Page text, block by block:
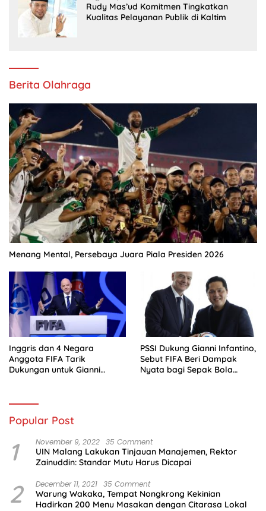
Rudy Mas’ud Komitmen Tingkatkan
Kualitas Pelayanan Publik di Kaltim
Berita Olahraga
Menang Mental, Persebaya Juara Piala Presiden 2026
Inggris dan 4 Negara
Anggota FIFA Tarik
Dukungan untuk Gianni
PSSI Dukung Gianni Infantino,
Sebut FIFA Beri Dampak
Nyata bagi Sepak Bola
Popular Post
1 November 9, 2022 35 Comment
UIN Malang Lakukan Tinjauan Manajemen, Rektor
Zainuddin: Standar Mutu Harus Dicapai
2 December 11, 2021 35 Comment
Warung Wakaka, Tempat Nongkrong Kekinian
Hadirkan 200 Menu Masakan dengan Citarasa Lokal